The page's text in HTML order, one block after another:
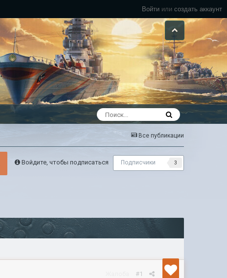
Войти или создать аккаунт
Все публикации
Войдите, чтобы подписаться Подписчики 3
#1